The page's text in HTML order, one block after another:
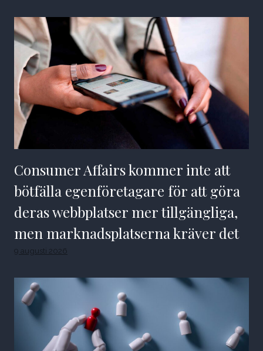
Consumer Affairs kommer inte att
bötfälla egenföretagare för att göra
deras webbplatser mer tillgängliga,
men marknadsplatserna kräver det
9 augusti 2026